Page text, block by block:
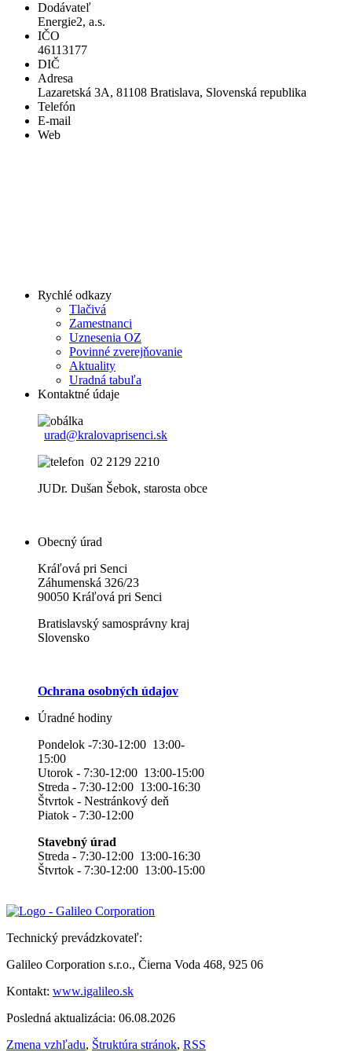
Dodávateľ
Energie2, a.s.
IČO
46113177
DIČ
Adresa
Lazaretská 3A, 81108 Bratislava, Slovenská republika
Telefón
E-mail
Web
Rychlé odkazy
Tlačivá
Zamestnanci
Uznesenia OZ
Povinné zverejňovanie
Aktuality
Uradná tabuľa
Kontaktné údaje
urad@kralovaprisenci.sk
02 2129 2210
JUDr. Dušan Šebok, starosta obce
Obecný úrad
Kráľová pri Senci
Záhumenská 326/23
90050 Kráľová pri Senci
Bratislavský samosprávny kraj
Slovensko
Ochrana osobných údajov
Úradné hodiny
Pondelok -7:30-12:00 13:00-
15:00
Utorok - 7:30-12:00 13:00-15:00
Streda - 7:30-12:00 13:00-16:30
Štvrtok - Nestránkový deň
Piatok - 7:30-12:00
Stavebný úrad
Streda - 7:30-12:00 13:00-16:30
Štvrtok - 7:30-12:00 13:00-15:00
Technický prevádzkovateľ:
Galileo Corporation s.r.o., Čierna Voda 468, 925 06
Kontakt: www.igalileo.sk
Posledná aktualizácia: 06.08.2026
Zmena vzhľadu, Štruktúra stránok, RSS